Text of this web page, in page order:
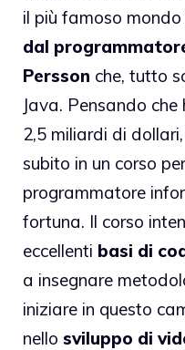
il più famoso
dal
Persson che, tutto
Java. Pensando
2,5 miliardi di
subito in un corso
programmatore
fortuna. Il corso
eccellenti basi di
a insegnare
iniziare in questo
nello sviluppo di